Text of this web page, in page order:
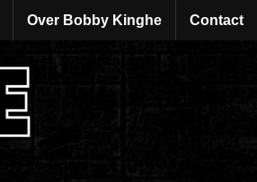
Over Bobby Kinghe Contact